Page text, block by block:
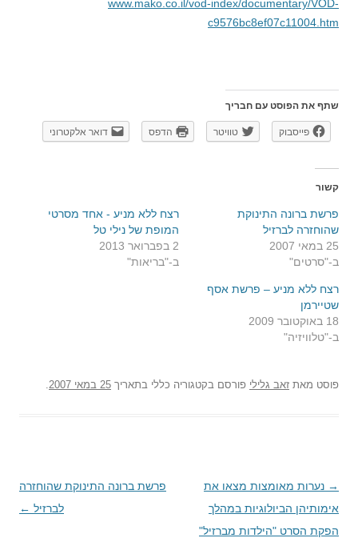
www.mako.co.il/vod-index/documentary/VOD-
c9576bc8ef07c11004.htm
שתף את הפוסט עם חבריך
פייסבוק טוויטר הדפס דואר אלקטרוני
קשור
פרשת ברונה התינוקת
שהוחזרה לברזיל
25 במאי 2007
ב-"סרטים"
רצח ללא מניע - אחד מסרטי
המופת של נילי טל
2 בפברואר 2013
ב-"בריאות"
רצח ללא מניע – פרשת אסף
שטיירמן
18 באוקטובר 2009
ב-"טלוויזיה"
פוסט מאת זאב גלילי פורסם בקטגוריה כללי בתאריך 25 במאי 2007
ניווט
בפוסטים
→ נערות מאומצות מצאו את
אימותיהן הביולוגיות במהלך
הפקת הסרט "הילדות מברזיל"
פרשת ברונה התינוקת שהוחזרה
לברזיל ←